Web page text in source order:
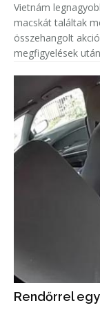
Vietnám
macskát találtak
összehangolt
megfigyelések
Rendőrrel